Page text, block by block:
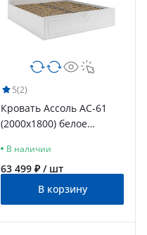
5(2)
Кровать Ассоль АС-61
(2000х1800) белое
В наличии
63 499 ₽ / шт
В корзину